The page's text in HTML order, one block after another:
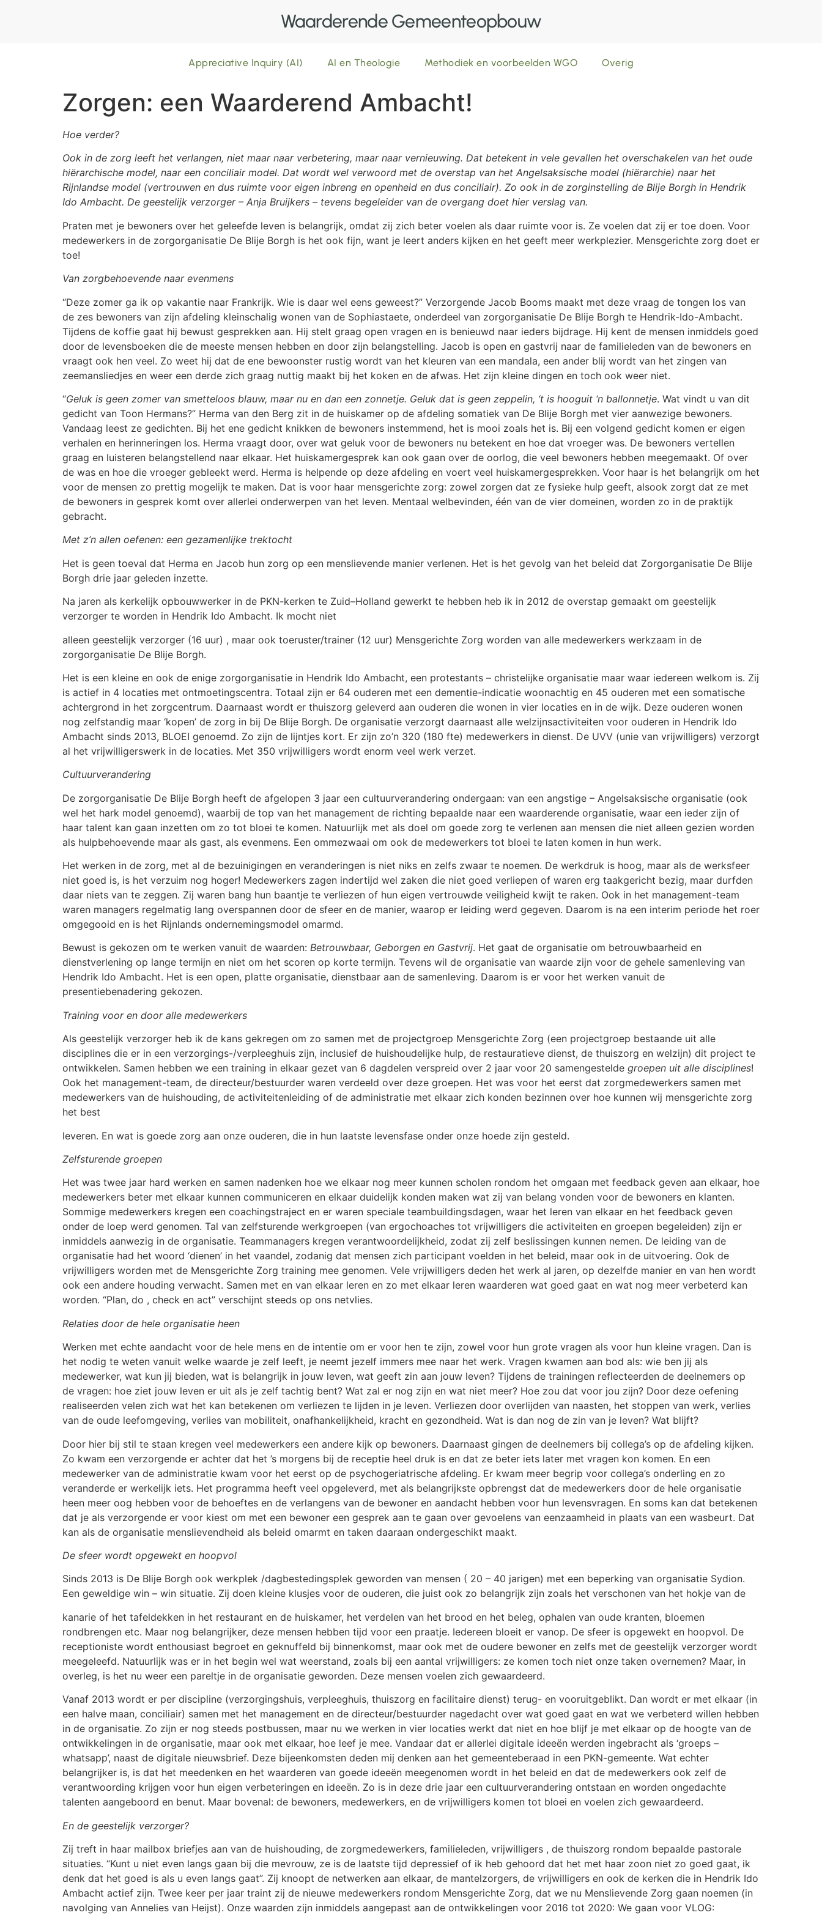
Waarderende Gemeenteopbouw
Appreciative Inquiry (AI) AI en Theologie Methodiek en voorbeelden WGO Overig
Zorgen: een Waarderend Ambacht!
Hoe verder?
Ook in de zorg leeft het verlangen, niet maar naar verbetering, maar naar vernieuwing. Dat betekent in vele gevallen het overschakelen van het oude
hiërarchische model, naar een conciliair model. Dat wordt wel verwoord met de overstap van het Angelsaksische model (hiërarchie) naar het
Rijnlandse model (vertrouwen en dus ruimte voor eigen inbreng en openheid en dus conciliair). Zo ook in de zorginstelling de Blije Borgh in Hendrik
Ido Ambacht. De geestelijk verzorger – Anja Bruijkers – tevens begeleider van de overgang doet hier verslag van.
Praten met je bewoners over het geleefde leven is belangrijk, omdat zij zich beter voelen als daar ruimte voor is. Ze voelen dat zij er toe doen. Voor
medewerkers in de zorgorganisatie De Blije Borgh is het ook fijn, want je leert anders kijken en het geeft meer werkplezier. Mensgerichte zorg doet er
toe!
Van zorgbehoevende naar evenmens
“Deze zomer ga ik op vakantie naar Frankrijk. Wie is daar wel eens geweest?” Verzorgende Jacob Booms maakt met deze vraag de tongen los van
de zes bewoners van zijn afdeling kleinschalig wonen van de Sophiastaete, onderdeel van zorgorganisatie De Blije Borgh te Hendrik-Ido-Ambacht.
Tijdens de koffie gaat hij bewust gesprekken aan. Hij stelt graag open vragen en is benieuwd naar ieders bijdrage. Hij kent de mensen inmiddels goed
door de levensboeken die de meeste mensen hebben en door zijn belangstelling. Jacob is open en gastvrij naar de familieleden van de bewoners en
vraagt ook hen veel. Zo weet hij dat de ene bewoonster rustig wordt van het kleuren van een mandala, een ander blij wordt van het zingen van
zeemansliedjes en weer een derde zich graag nuttig maakt bij het koken en de afwas. Het zijn kleine dingen en toch ook weer niet.
“Geluk is geen zomer van smetteloos blauw, maar nu en dan een zonnetje. Geluk dat is geen zeppelin, ‘t is hooguit ‘n ballonnetje. Wat vindt u van dit
gedicht van Toon Hermans?” Herma van den Berg zit in de huiskamer op de afdeling somatiek van De Blije Borgh met vier aanwezige bewoners.
Vandaag leest ze gedichten. Bij het ene gedicht knikken de bewoners instemmend, het is mooi zoals het is. Bij een volgend gedicht komen er eigen
verhalen en herinneringen los. Herma vraagt door, over wat geluk voor de bewoners nu betekent en hoe dat vroeger was. De bewoners vertellen
graag en luisteren belangstellend naar elkaar. Het huiskamergesprek kan ook gaan over de oorlog, die veel bewoners hebben meegemaakt. Of over
de was en hoe die vroeger gebleekt werd. Herma is helpende op deze afdeling en voert veel huiskamergesprekken. Voor haar is het belangrijk om het
voor de mensen zo prettig mogelijk te maken. Dat is voor haar mensgerichte zorg: zowel zorgen dat ze fysieke hulp geeft, alsook zorgt dat ze met
de bewoners in gesprek komt over allerlei onderwerpen van het leven. Mentaal welbevinden, één van de vier domeinen, worden zo in de praktijk
gebracht.
Met z’n allen oefenen: een gezamenlijke trektocht
Het is geen toeval dat Herma en Jacob hun zorg op een menslievende manier verlenen. Het is het gevolg van het beleid dat Zorgorganisatie De Blije
Borgh drie jaar geleden inzette.
Na jaren als kerkelijk opbouwwerker in de PKN-kerken te Zuid–Holland gewerkt te hebben heb ik in 2012 de overstap gemaakt om geestelijk
verzorger te worden in Hendrik Ido Ambacht. Ik mocht niet
alleen geestelijk verzorger (16 uur) , maar ook toeruster/trainer (12 uur) Mensgerichte Zorg worden van alle medewerkers werkzaam in de
zorgorganisatie De Blije Borgh.
Het is een kleine en ook de enige zorgorganisatie in Hendrik Ido Ambacht, een protestants – christelijke organisatie maar waar iedereen welkom is. Zij
is actief in 4 locaties met ontmoetingscentra. Totaal zijn er 64 ouderen met een dementie-indicatie woonachtig en 45 ouderen met een somatische
achtergrond in het zorgcentrum. Daarnaast wordt er thuiszorg geleverd aan ouderen die wonen in vier locaties en in de wijk. Deze ouderen wonen
nog zelfstandig maar ‘kopen’ de zorg in bij De Blije Borgh. De organisatie verzorgt daarnaast alle welzijnsactiviteiten voor ouderen in Hendrik Ido
Ambacht sinds 2013, BLOEI genoemd. Zo zijn de lijntjes kort. Er zijn zo’n 320 (180 fte) medewerkers in dienst. De UVV (unie van vrijwilligers) verzorgt
al het vrijwilligerswerk in de locaties. Met 350 vrijwilligers wordt enorm veel werk verzet.
Cultuurverandering
De zorgorganisatie De Blije Borgh heeft de afgelopen 3 jaar een cultuurverandering ondergaan: van een angstige – Angelsaksische organisatie (ook
wel het hark model genoemd), waarbij de top van het management de richting bepaalde naar een waarderende organisatie, waar een ieder zijn of
haar talent kan gaan inzetten om zo tot bloei te komen. Natuurlijk met als doel om goede zorg te verlenen aan mensen die niet alleen gezien worden
als hulpbehoevende maar als gast, als evenmens. Een ommezwaai om ook de medewerkers tot bloei te laten komen in hun werk.
Het werken in de zorg, met al de bezuinigingen en veranderingen is niet niks en zelfs zwaar te noemen. De werkdruk is hoog, maar als de werksfeer
niet goed is, is het verzuim nog hoger! Medewerkers zagen indertijd wel zaken die niet goed verliepen of waren erg taakgericht bezig, maar durfden
daar niets van te zeggen. Zij waren bang hun baantje te verliezen of hun eigen vertrouwde veiligheid kwijt te raken. Ook in het management-team
waren managers regelmatig lang overspannen door de sfeer en de manier, waarop er leiding werd gegeven. Daarom is na een interim periode het roer
omgegooid en is het Rijnlands ondernemingsmodel omarmd.
Bewust is gekozen om te werken vanuit de waarden: Betrouwbaar, Geborgen en Gastvrij. Het gaat de organisatie om betrouwbaarheid en
dienstverlening op lange termijn en niet om het scoren op korte termijn. Tevens wil de organisatie van waarde zijn voor de gehele samenleving van
Hendrik Ido Ambacht. Het is een open, platte organisatie, dienstbaar aan de samenleving. Daarom is er voor het werken vanuit de
presentiebenadering gekozen.
Training voor en door alle medewerkers
Als geestelijk verzorger heb ik de kans gekregen om zo samen met de projectgroep Mensgerichte Zorg (een projectgroep bestaande uit alle
disciplines die er in een verzorgings-/verpleeghuis zijn, inclusief de huishoudelijke hulp, de restauratieve dienst, de thuiszorg en welzijn) dit project te
ontwikkelen. Samen hebben we een training in elkaar gezet van 6 dagdelen verspreid over 2 jaar voor 20 samengestelde groepen uit alle disciplines!
Ook het management-team, de directeur/bestuurder waren verdeeld over deze groepen. Het was voor het eerst dat zorgmedewerkers samen met
medewerkers van de huishouding, de activiteitenleiding of de administratie met elkaar zich konden bezinnen over hoe kunnen wij mensgerichte zorg
het best
leveren. En wat is goede zorg aan onze ouderen, die in hun laatste levensfase onder onze hoede zijn gesteld.
Zelfsturende groepen
Het was twee jaar hard werken en samen nadenken hoe we elkaar nog meer kunnen scholen rondom het omgaan met feedback geven aan elkaar, hoe
medewerkers beter met elkaar kunnen communiceren en elkaar duidelijk konden maken wat zij van belang vonden voor de bewoners en klanten.
Sommige medewerkers kregen een coachingstraject en er waren speciale teambuildingsdagen, waar het leren van elkaar en het feedback geven
onder de loep werd genomen. Tal van zelfsturende werkgroepen (van ergochoaches tot vrijwilligers die activiteiten en groepen begeleiden) zijn er
inmiddels aanwezig in de organisatie. Teammanagers kregen verantwoordelijkheid, zodat zij zelf beslissingen kunnen nemen. De leiding van de
organisatie had het woord ‘dienen’ in het vaandel, zodanig dat mensen zich participant voelden in het beleid, maar ook in de uitvoering. Ook de
vrijwilligers worden met de Mensgerichte Zorg training mee genomen. Vele vrijwilligers deden het werk al jaren, op dezelfde manier en van hen wordt
ook een andere houding verwacht. Samen met en van elkaar leren en zo met elkaar leren waarderen wat goed gaat en wat nog meer verbeterd kan
worden. “Plan, do , check en act” verschijnt steeds op ons netvlies.
Relaties door de hele organisatie heen
Werken met echte aandacht voor de hele mens en de intentie om er voor hen te zijn, zowel voor hun grote vragen als voor hun kleine vragen. Dan is
het nodig te weten vanuit welke waarde je zelf leeft, je neemt jezelf immers mee naar het werk. Vragen kwamen aan bod als: wie ben jij als
medewerker, wat kun jij bieden, wat is belangrijk in jouw leven, wat geeft zin aan jouw leven? Tijdens de trainingen reflecteerden de deelnemers op
de vragen: hoe ziet jouw leven er uit als je zelf tachtig bent? Wat zal er nog zijn en wat niet meer? Hoe zou dat voor jou zijn? Door deze oefening
realiseerden velen zich wat het kan betekenen om verliezen te lijden in je leven. Verliezen door overlijden van naasten, het stoppen van werk, verlies
van de oude leefomgeving, verlies van mobiliteit, onafhankelijkheid, kracht en gezondheid. Wat is dan nog de zin van je leven? Wat blijft?
Door hier bij stil te staan kregen veel medewerkers een andere kijk op bewoners. Daarnaast gingen de deelnemers bij collega’s op de afdeling kijken.
Zo kwam een verzorgende er achter dat het ’s morgens bij de receptie heel druk is en dat ze beter iets later met vragen kon komen. En een
medewerker van de administratie kwam voor het eerst op de psychogeriatrische afdeling. Er kwam meer begrip voor collega’s onderling en zo
veranderde er werkelijk iets. Het programma heeft veel opgeleverd, met als belangrijkste opbrengst dat de medewerkers door de hele organisatie
heen meer oog hebben voor de behoeftes en de verlangens van de bewoner en aandacht hebben voor hun levensvragen. En soms kan dat betekenen
dat je als verzorgende er voor kiest om met een bewoner een gesprek aan te gaan over gevoelens van eenzaamheid in plaats van een wasbeurt. Dat
kan als de organisatie menslievendheid als beleid omarmt en taken daaraan ondergeschikt maakt.
De sfeer wordt opgewekt en hoopvol
Sinds 2013 is De Blije Borgh ook werkplek /dagbestedingsplek geworden van mensen ( 20 – 40 jarigen) met een beperking van organisatie Sydion.
Een geweldige win – win situatie. Zij doen kleine klusjes voor de ouderen, die juist ook zo belangrijk zijn zoals het verschonen van het hokje van de
kanarie of het tafeldekken in het restaurant en de huiskamer, het verdelen van het brood en het beleg, ophalen van oude kranten, bloemen
rondbrengen etc. Maar nog belangrijker, deze mensen hebben tijd voor een praatje. Iedereen bloeit er vanop. De sfeer is opgewekt en hoopvol. De
receptioniste wordt enthousiast begroet en geknuffeld bij binnenkomst, maar ook met de oudere bewoner en zelfs met de geestelijk verzorger wordt
meegeleefd. Natuurlijk was er in het begin wel wat weerstand, zoals bij een aantal vrijwilligers: ze komen toch niet onze taken overnemen? Maar, in
overleg, is het nu weer een pareltje in de organisatie geworden. Deze mensen voelen zich gewaardeerd.
Vanaf 2013 wordt er per discipline (verzorgingshuis, verpleeghuis, thuiszorg en facilitaire dienst) terug- en vooruitgeblikt. Dan wordt er met elkaar (in
een halve maan, conciliair) samen met het management en de directeur/bestuurder nagedacht over wat goed gaat en wat we verbeterd willen hebben
in de organisatie. Zo zijn er nog steeds postbussen, maar nu we werken in vier locaties werkt dat niet en hoe blijf je met elkaar op de hoogte van de
ontwikkelingen in de organisatie, maar ook met elkaar, hoe leef je mee. Vandaar dat er allerlei digitale ideeën werden ingebracht als ‘groeps –
whatsapp’, naast de digitale nieuwsbrief. Deze bijeenkomsten deden mij denken aan het gemeenteberaad in een PKN-gemeente. Wat echter
belangrijker is, is dat het meedenken en het waarderen van goede ideeën meegenomen wordt in het beleid en dat de medewerkers ook zelf de
verantwoording krijgen voor hun eigen verbeteringen en ideeën. Zo is in deze drie jaar een cultuurverandering ontstaan en worden ongedachte
talenten aangeboord en benut. Maar bovenal: de bewoners, medewerkers, en de vrijwilligers komen tot bloei en voelen zich gewaardeerd.
En de geestelijk verzorger?
Zij treft in haar mailbox briefjes aan van de huishouding, de zorgmedewerkers, familieleden, vrijwilligers , de thuiszorg rondom bepaalde pastorale
situaties. “Kunt u niet even langs gaan bij die mevrouw, ze is de laatste tijd depressief of ik heb gehoord dat het met haar zoon niet zo goed gaat, ik
denk dat het goed is als u even langs gaat”. Zij knoopt de netwerken aan elkaar, de mantelzorgers, de vrijwilligers en ook de kerken die in Hendrik Ido
Ambacht actief zijn. Twee keer per jaar traint zij de nieuwe medewerkers rondom Mensgerichte Zorg, dat we nu Menslievende Zorg gaan noemen (in
navolging van Annelies van Heijst). Onze waarden zijn inmiddels aangepast aan de ontwikkelingen voor 2016 tot 2020: We gaan voor VLOG: